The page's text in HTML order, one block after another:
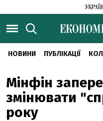
НОВИНИ ПУБЛІКАЦІЇ
Мінфін
змінювати
року